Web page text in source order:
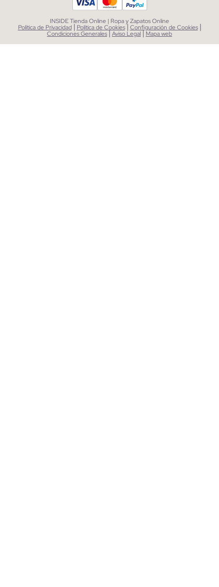
INSIDE Tienda Online | Ropa y Zapatos Online
Política de Privacidad | Política de Cookies| Configuración de Cookies |
Condiciones Generales|Aviso Legal| Mapa web